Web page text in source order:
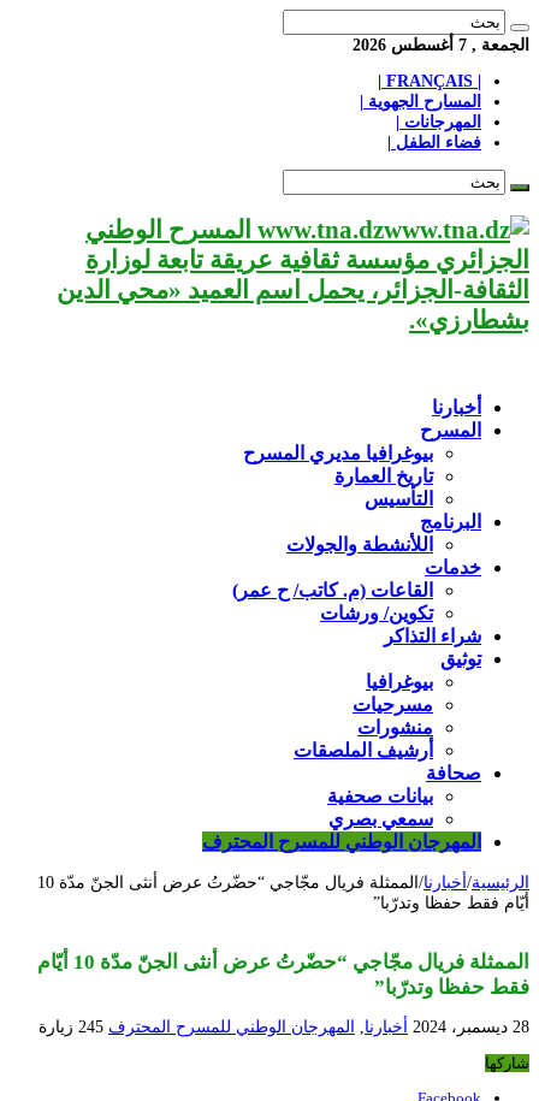
الجمعة , 7 أغسطس 2026
المسارح الجهوية |
المهرجانات |
فضاء الطفل |
www.tna.dz المسرح الوطني
الجزائري مؤسسة ثقافية عريقة تابعة لوزارة
الثقافة-الجزائر، يحمل اسم العميد «محي الدين
بشطارزي».
أخبارنا
المسرح
بيوغرافيا مديري المسرح
تاريخ العمارة
التأسيس
البرنامج
اللأنشطة والجولات
خدمات
القاعات (م. كاتب/ ح عمر)
تكوين/ ورشات
شراء التذاكر
توثيق
بيوغرافيا
مسرحيات
منشورات
أرشيف الملصقات
صحافة
بيانات صحفية
سمعي بصري
المهرجان الوطني للمسرح المحترف
الرئيسية/ أخبارنا/
الممثلة فريال مجّاجي “حضّرتُ عرض أنثى الجنّ مدّة 10
أيّام فقط حفظا وتدرّبا”
الممثلة فريال مجّاجي “حضّرتُ عرض أنثى الجنّ مدّة 10 أيّام
فقط حفظا وتدرّبا”
28 ديسمبر، 2024 أخبارنا, المهرجان الوطني للمسرح المحترف 245 زيارة
شاركها